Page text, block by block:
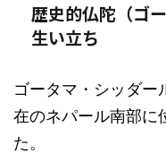
歴史的仏陀（ゴ
生い立ち
ゴータマ・シッダー
在のネパール南部に
た。